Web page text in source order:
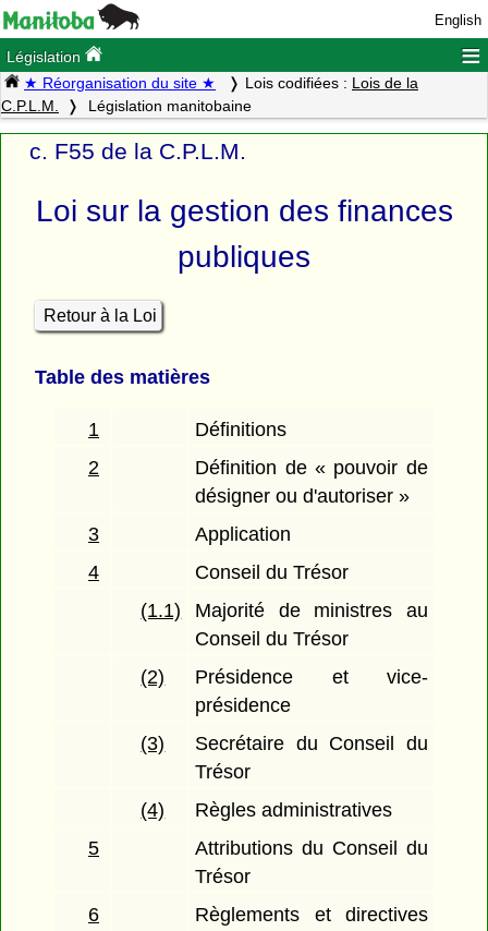
English
Législation ≡
★ Réorganisation du site ★ Lois codifiées : Lois de la
C.P.L.M.
Législation manitobaine
c. F55 de la C.P.L.M.
Loi sur la gestion des finances
publiques
Retour à la Loi
Table des matières
1
Définitions
2
Définition de « pouvoir de
désigner ou d'autoriser »
3
Application
4
Conseil du Trésor
(1.1)
Majorité de ministres au
Conseil du Trésor
(2)
Présidence et vice-
présidence
(3)
Secrétaire du Conseil du
Trésor
(4)
Règles administratives
5
Attributions du Conseil du
Trésor
6
Règlements et directives